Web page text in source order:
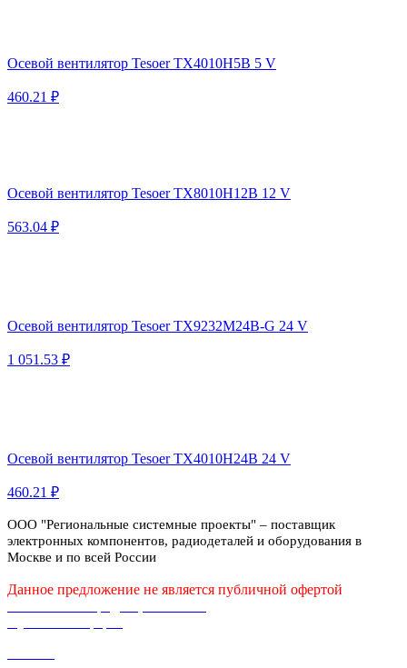
Осевой вентилятор Tesoer TX4010H5B 5 V
460.21 ₽
Осевой вентилятор Tesoer TX8010H12B 12 V
563.04 ₽
Осевой вентилятор Tesoer TX9232M24B-G 24 V
1 051.53 ₽
Осевой вентилятор Tesoer TX4010H24B 24 V
460.21 ₽
ООО "Региональные системные проекты" – поставщик
электронных компонентов, радиодеталей и оборудования в
Москве и по всей России
Данное предложение не является публичной офертой